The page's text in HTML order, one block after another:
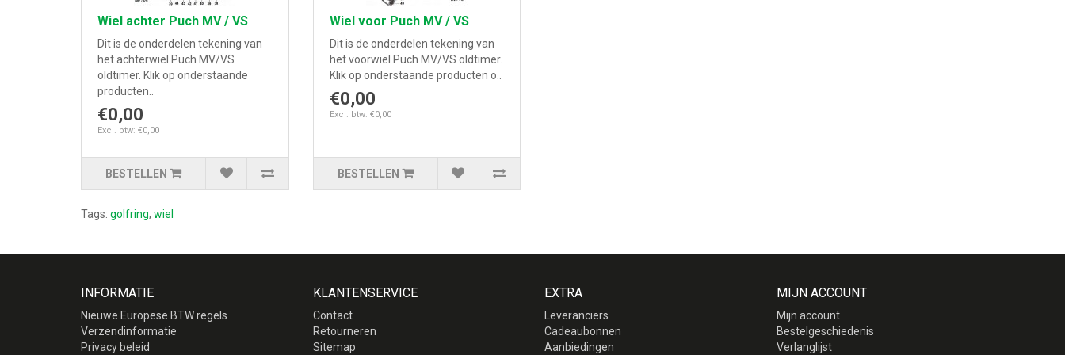
Wiel achter Puch MV / VS
Dit is de onderdelen tekening van
het achterwiel Puch MV/VS
oldtimer. Klik op onderstaande
producten..
€0,00
Excl. btw: €0,00
BESTELLEN
Wiel voor Puch MV / VS
Dit is de onderdelen tekening van
het voorwiel Puch MV/VS oldtimer.
Klik op onderstaande producten o..
€0,00
Excl. btw: €0,00
BESTELLEN
Tags: golfring, wiel
INFORMATIE
Nieuwe Europese BTW regels
Verzendinformatie
Privacy beleid
KLANTENSERVICE
Contact
Retourneren
Sitemap
EXTRA
Leveranciers
Cadeaubonnen
Aanbiedingen
MIJN ACCOUNT
Mijn account
Bestelgeschiedenis
Verlanglijst